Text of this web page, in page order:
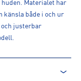
Materialet har
känsla både i och ur
och justerbar